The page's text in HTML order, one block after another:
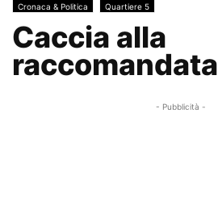
Cronaca & Politica Quartiere 5
Caccia alla
raccomandata
- Pubblicità -